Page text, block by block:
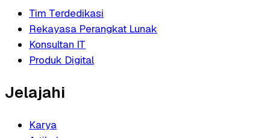
Tim Terdedikasi
Rekayasa Perangkat Lunak
Konsultan IT
Produk Digital
Jelajahi
Karya